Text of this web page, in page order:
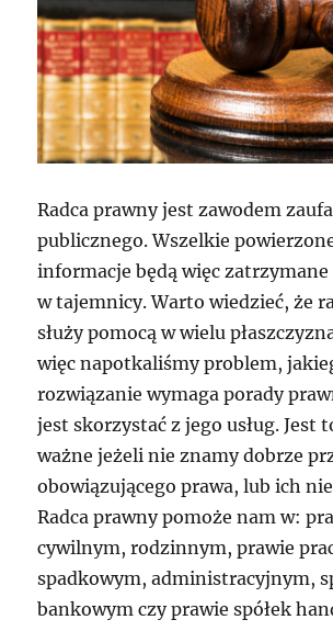
Radca prawny jest zawodem
publicznego. Wszelkie
informacje będą więc
w tajemnicy. Warto wiedzieć, że
służy pomocą w wielu
więc napotkaliśmy problem,
rozwiązanie wymaga porady
jest skorzystać z jego usług. Jest
ważne jeżeli nie znamy dobrze
obowiązującego prawa, lub ich
Radca prawny pomoże nam w:
cywilnym, rodzinnym, prawie
spadkowym, administracyjnym,
bankowym czy prawie spółek